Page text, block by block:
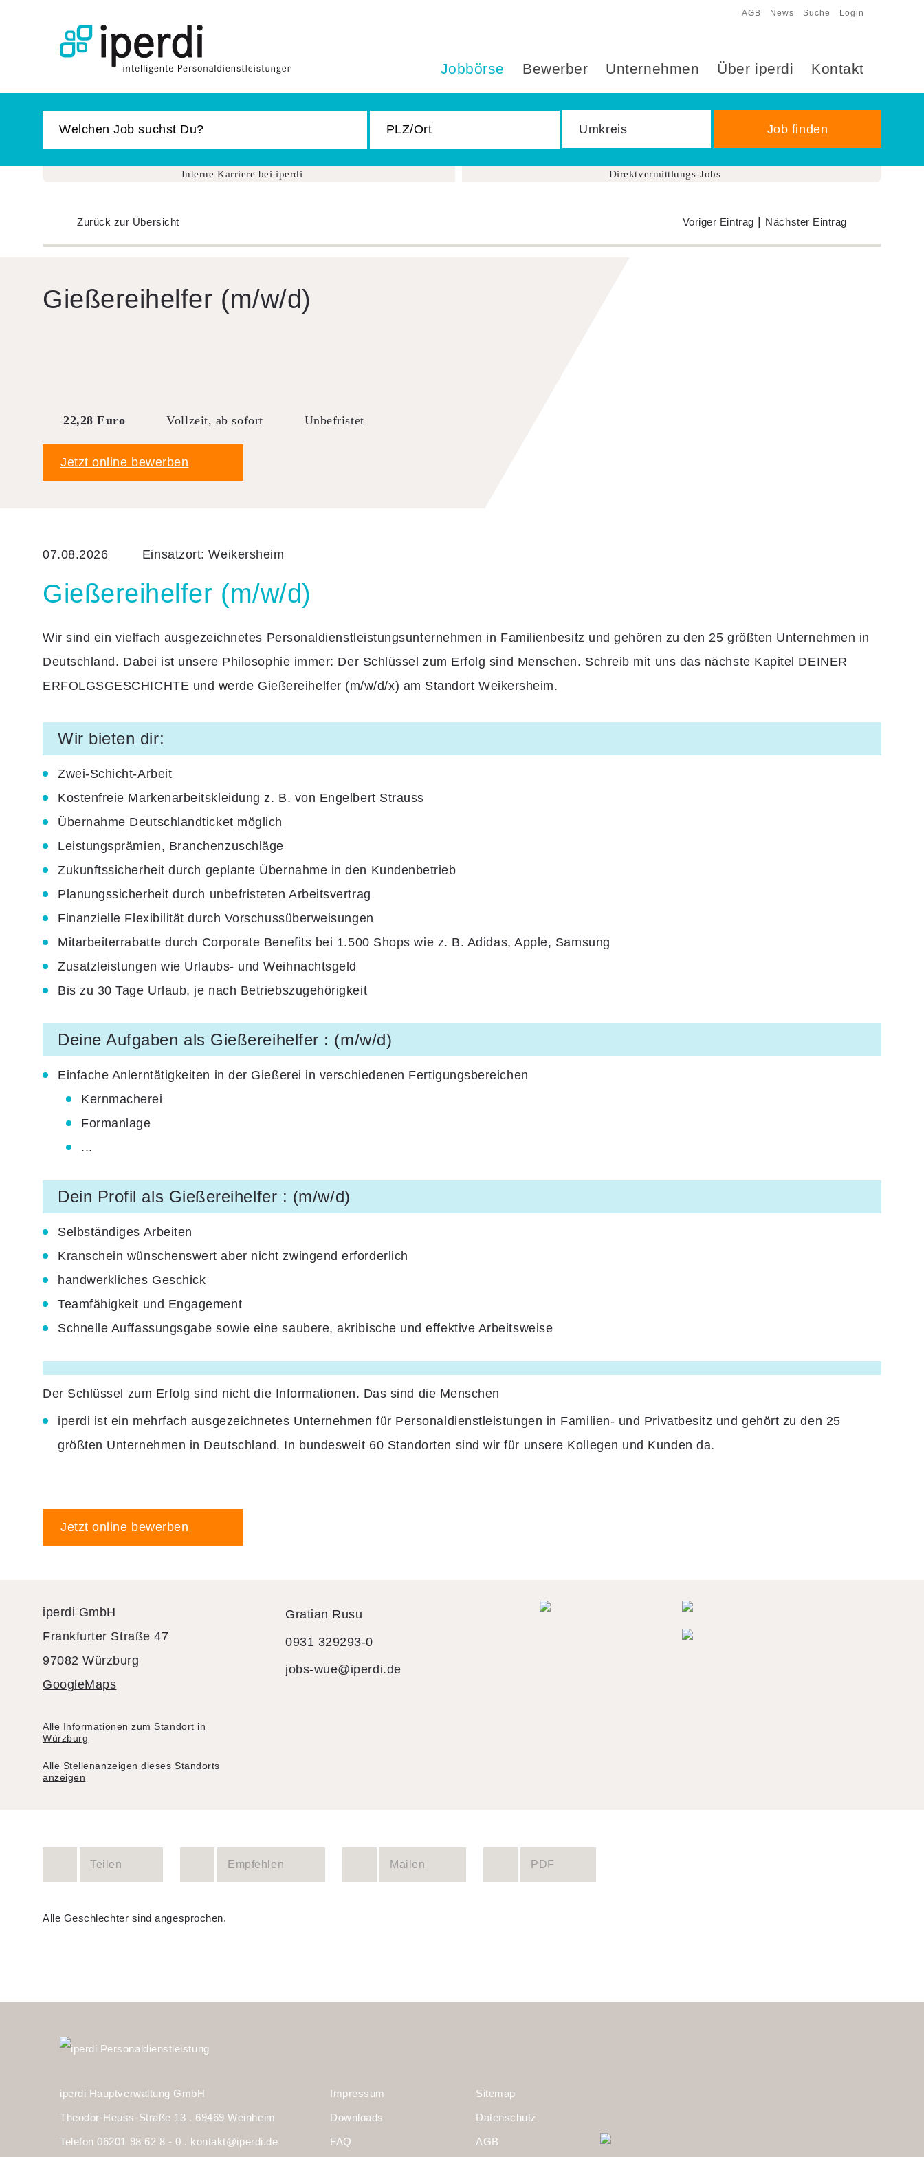
AGB News Suche Login
Jobbörse Bewerber Unternehmen Über iperdi Kontakt
Interne Karriere bei iperdi Direktvermittlungs-Jobs
Voriger Eintrag | Nächster Eintrag
Zurück zur Übersicht
Gieße­rei­helfer (m/w/d)
22,28 Euro Vollzeit, ab sofort Unbefristet
Jetzt online bewerben
07.08.2026 Einsatzort: Weikersheim
Gieße­rei­helfer (m/w/d)
Wir sind ein vielfach ausgezeichnetes Personaldienstleistungsunternehmen in Familienbesitz und gehören zu den 25 größten Unternehmen in
Deutschland. Dabei ist unsere Philosophie immer: Der Schlüssel zum Erfolg sind Menschen. Schreib mit uns das nächste Kapitel DEINER
ERFOLGSGESCHICHTE und werde Gießereihelfer (m/w/d/x) am Standort Weikersheim.
Wir bieten dir:
Zwei-Schicht-Arbeit
Kostenfreie Markenarbeitskleidung z. B. von Engelbert Strauss
Übernahme Deutschlandticket möglich
Leistungsprämien, Branchenzuschläge
Zukunftssicherheit durch geplante Übernahme in den Kundenbetrieb
Planungssicherheit durch unbefristeten Arbeitsvertrag
Finanzielle Flexibilität durch Vorschussüberweisungen
Mitarbeiterrabatte durch Corporate Benefits bei 1.500 Shops wie z. B. Adidas, Apple, Samsung
Zusatzleistungen wie Urlaubs- und Weihnachtsgeld
Bis zu 30 Tage Urlaub, je nach Betriebszugehörigkeit
Deine Aufgaben als Gießereihelfer : (m/w/d)
Einfache Anlerntätigkeiten in der Gießerei in verschiedenen Fertigungsbereichen
Kernmacherei
Formanlage
...
Dein Profil als Gießereihelfer : (m/w/d)
Selbständiges Arbeiten
Kranschein wünschenswert aber nicht zwingend erforderlich
handwerkliches Geschick
Teamfähigkeit und Engagement
Schnelle Auffassungsgabe sowie eine saubere, akribische und effektive Arbeitsweise
Der Schlüssel zum Erfolg sind nicht die Informationen. Das sind die Menschen
iperdi ist ein mehrfach ausgezeichnetes Unternehmen für Personaldienstleistungen in Familien- und Privatbesitz und gehört zu den 25
größten Unternehmen in Deutschland. In bundesweit 60 Standorten sind wir für unsere Kollegen und Kunden da.
Jetzt online bewerben
iperdi GmbH
Frankfurter Straße 47
97082 Würzburg
GoogleMaps
Alle Informationen zum Standort in
Würzburg
Alle Stellenanzeigen dieses Standorts
anzeigen
Gratian Rusu
0931 329293-0
jobs-wue@iperdi.de
Teilen Empfehlen Mailen PDF
Alle Geschlechter sind angesprochen.
iperdi Hauptverwaltung GmbH
Theodor-Heuss-Straße 13 . 69469 Weinheim
Telefon 06201 98 62 8 - 0 . kontakt@iperdi.de
Impressum
Downloads
FAQ
Sitemap
Datenschutz
AGB
Bewerber
Impressum
Datenschutz
AGB